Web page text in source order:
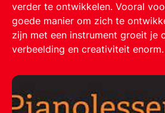
verder te ontwikkelen. Vooral
goede manier om zich te
zijn met een instrument groeit je
verbeelding en creativiteit enorm.